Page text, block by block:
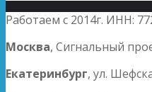
Работаем с 2014г. ИНН:
Москва, Сигнальный
Екатеринбург, ул.